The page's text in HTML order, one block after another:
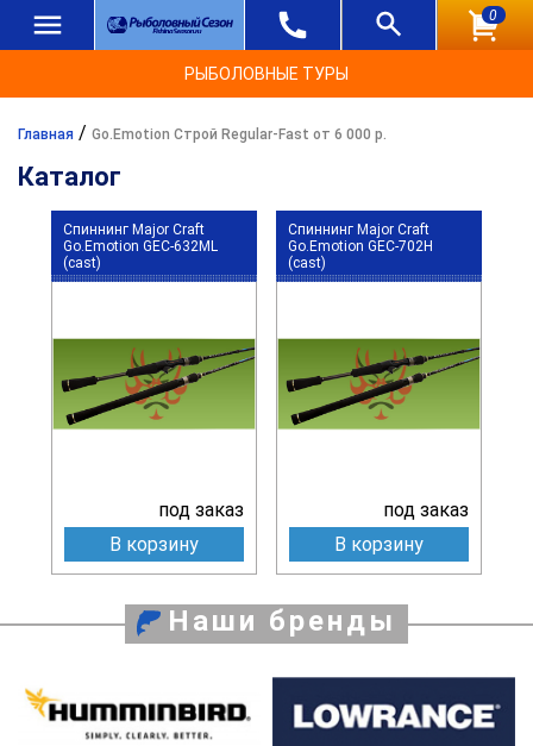
0
РЫБОЛОВНЫЕ ТУРЫ
Главная / Go.Emotion Строй Regular-Fast от 6 000 р.
Каталог
Спиннинг Major Craft
Go.Emotion GEC-632ML
(cast)
под заказ
В корзину
Спиннинг Major Craft
Go.Emotion GEC-702H
(cast)
под заказ
В корзину
Наши бренды